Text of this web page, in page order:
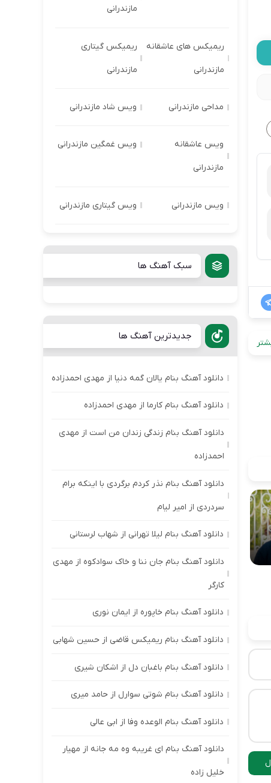
مازندرانی
ریمیکس های عاشقانه
مازندرانی
ریمیکس گیتاری
مازندرانی
مداحی مازندرانی ویس شاد مازندرانی
ویس عاشقانه
مازندرانی
ویس غمگین مازندرانی
ویس مازندرانی ویس گیتاری مازندرانی
سبک آهنگ ها
جدیدترین آهنگ ها
دانلود آهنگ بنام یالان گمه دنیا از مهدی احمدزاده
دانلود آهنگ بنام کارما از مهدی احمدزاده
دانلود آهنگ بنام زندگی زندان من است از مهدی
احمدزاده
دانلود آهنگ بنام نذر کردم برگردی با اینکه برام
سردردی از امیر لیام
دانلود آهنگ بنام لیلا تهرانی از شهاب لرستانی
دانلود آهنگ بنام جان ننا و خاک سوادکوه از مهدی
کارگر
دانلود آهنگ بنام خاپوره از ایمان نوری
دانلود آهنگ بنام ریمیکس قاضی از حسین شهابی
دانلود آهنگ بنام باغبان دل از اشکان شیری
دانلود آهنگ بنام شوتی سوارل از حامد میری
دانلود آهنگ بنام الوعده وفا از ابی عالی
دانلود آهنگ بنام ای غریبه وه مه جانه از مهیار
خلیل زاده